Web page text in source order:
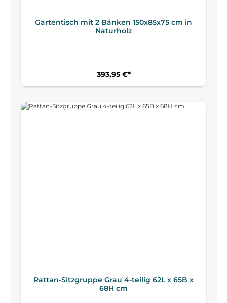
Gartentisch mit 2 Bänken 150x85x75 cm in
Naturholz
393,95 €*
Rattan-Sitzgruppe Grau 4-teilig 62L x 65B x
68H cm